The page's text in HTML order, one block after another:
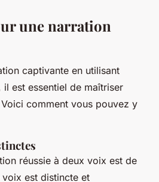
une narration
captivante en utilisant
est essentiel de maîtriser
comment vous pouvez y
réussie à deux voix est de
est distincte et